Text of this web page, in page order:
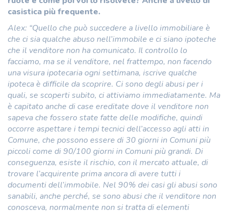
casistica più frequente.
Alex: “Quello che può succedere a livello immobiliare è
che ci sia qualche abuso nell’immobile e ci siano ipoteche
che il venditore non ha comunicato. Il controllo lo
facciamo, ma se il venditore, nel frattempo, non facendo
una visura ipotecaria ogni settimana, iscrive qualche
ipoteca è difficile da scoprire. Ci sono degli abusi per i
quali, se scoperti subito, ci attiviamo immediatamente. Ma
è capitato anche di case ereditate dove il venditore non
sapeva che fossero state fatte delle modifiche, quindi
occorre aspettare i tempi tecnici dell’accesso agli atti in
Comune, che possono essere di 30 giorni in Comuni più
piccoli come di 90/100 giorni in Comuni più grandi. Di
conseguenza, esiste il rischio, con il mercato attuale, di
trovare l’acquirente prima ancora di avere tutti i
documenti dell’immobile. Nel 90% dei casi gli abusi sono
sanabili, anche perché, se sono abusi che il venditore non
conosceva, normalmente non si tratta di elementi